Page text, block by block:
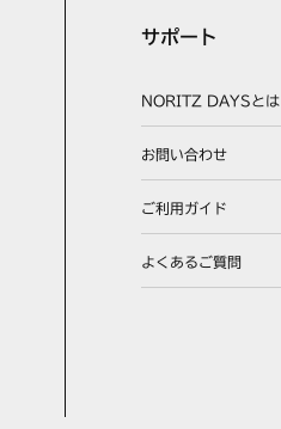
サポート
NORITZ DAYSとは
お問い合わせ
ご利用ガイド
よくあるご質問